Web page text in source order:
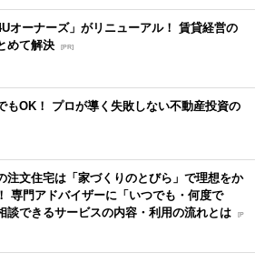
オーナーズ」がリニューアル！ 賃貸経営の
めて解決 [PR]
もOK！ プロが導く失敗しない不動産投資の
注文住宅は「家づくりのとびら」で理想をか
専門アドバイザーに「いつでも・何度で
談できるサービスの内容・利用の流れとは [P